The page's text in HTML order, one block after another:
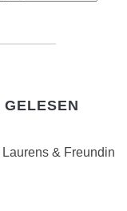
GELESEN
& Freundin